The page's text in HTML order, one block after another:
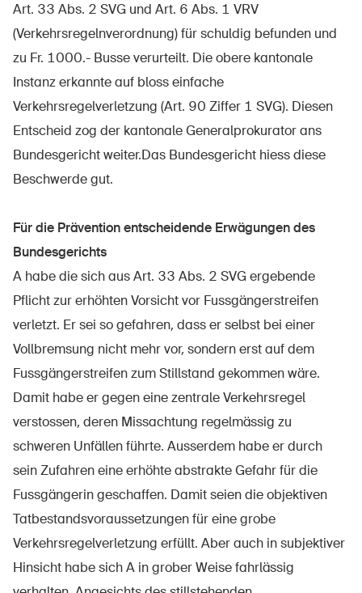
Art. 33 Abs. 2 SVG und Art. 6 Abs. 1 VRV
(Verkehrsregelnverordnung) für schuldig befunden und
zu Fr. 1000.- Busse verurteilt. Die obere kantonale
Instanz erkannte auf bloss einfache
Verkehrsregelverletzung (Art. 90 Ziffer 1 SVG). Diesen
Entscheid zog der kantonale Generalprokurator ans
Bundesgericht weiter.Das Bundesgericht hiess diese
Beschwerde gut.
Für die Prävention entscheidende Erwägungen des
Bundesgerichts
A habe die sich aus Art. 33 Abs. 2 SVG ergebende
Pflicht zur erhöhten Vorsicht vor Fussgängerstreifen
verletzt. Er sei so gefahren, dass er selbst bei einer
Vollbremsung nicht mehr vor, sondern erst auf dem
Fussgängerstreifen zum Stillstand gekommen wäre.
Damit habe er gegen eine zentrale Verkehrsregel
verstossen, deren Missachtung regelmässig zu
schweren Unfällen führte. Ausserdem habe er durch
sein Zufahren eine erhöhte abstrakte Gefahr für die
Fussgängerin geschaffen. Damit seien die objektiven
Tatbestandsvoraussetzungen für eine grobe
Verkehrsregelverletzung erfüllt. Aber auch in subjektiver
Hinsicht habe sich A in grober Weise fahrlässig